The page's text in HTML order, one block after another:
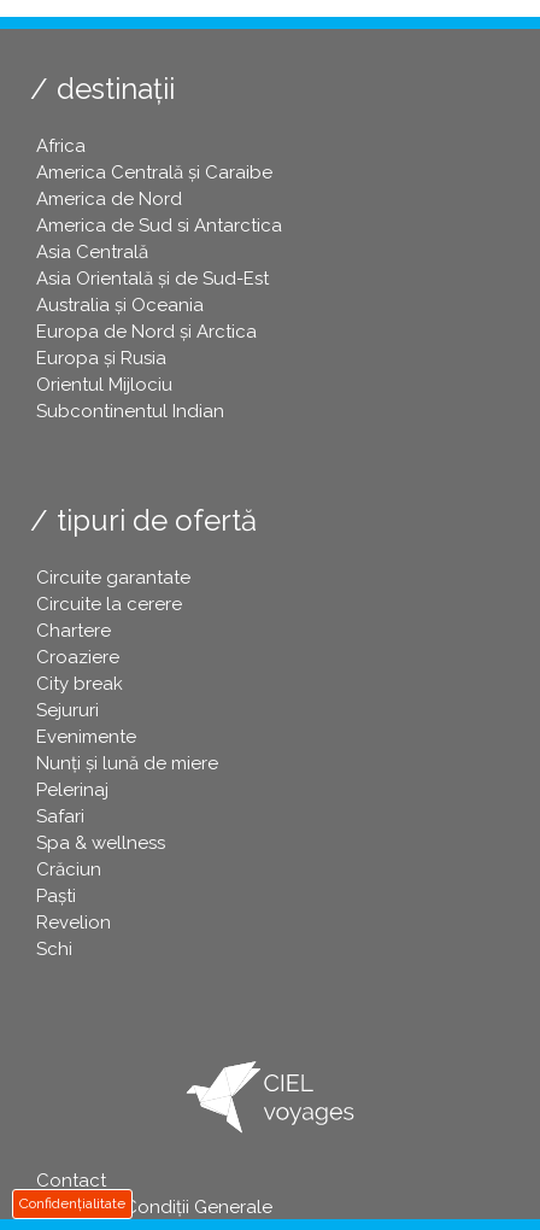
destinații
Africa
America Centrală și Caraibe
America de Nord
America de Sud si Antarctica
Asia Centrală
Asia Orientală și de Sud-Est
Australia și Oceania
Europa de Nord și Arctica
Europa și Rusia
Orientul Mijlociu
Subcontinentul Indian
tipuri de ofertă
Circuite garantate
Circuite la cerere
Chartere
Croaziere
City break
Sejururi
Evenimente
Nunți și lună de miere
Pelerinaj
Safari
Spa & wellness
Crăciun
Paşti
Revelion
Schi
info
Contact
Termeni și Condiții Generale
Confidențialitate